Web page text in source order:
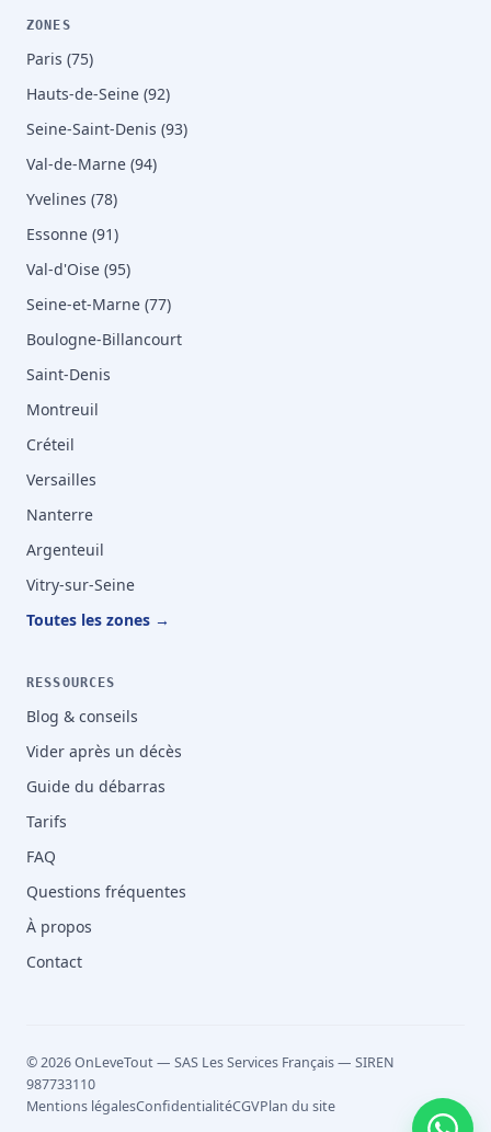
ZONES
Paris (75)
Hauts-de-Seine (92)
Seine-Saint-Denis (93)
Val-de-Marne (94)
Yvelines (78)
Essonne (91)
Val-d'Oise (95)
Seine-et-Marne (77)
Boulogne-Billancourt
Saint-Denis
Montreuil
Créteil
Versailles
Nanterre
Argenteuil
Vitry-sur-Seine
Toutes les zones →
RESSOURCES
Blog & conseils
Vider après un décès
Guide du débarras
Tarifs
FAQ
Questions fréquentes
À propos
Contact
© 2026 OnLeveTout — SAS Les Services Français — SIREN
987733110
Mentions légalesConfidentialitéCGVPlan du site